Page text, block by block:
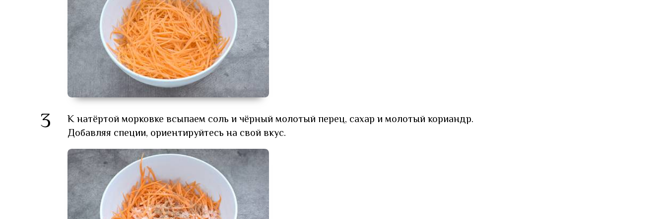
3
К натёртой морковке всыпаем соль и чёрный молотый перец, сахар и молотый кориандр.
Добавляя специи, ориентируйтесь на свой вкус.